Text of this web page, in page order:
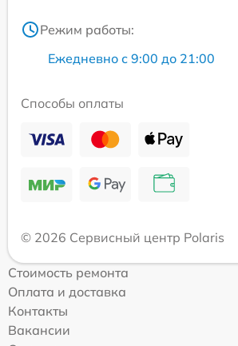
Режим работы:
Ежедневно с 9:00 до 21:00
Способы оплаты
© 2026 Сервисный центр Polaris
Стоимость ремонта
Оплата и доставка
Контакты
Вакансии